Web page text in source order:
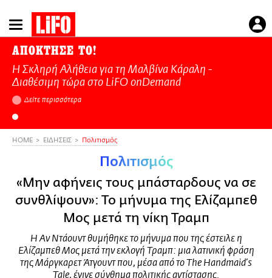
Παράκαμψη
προς
κυρίως
περιεχόμενο
ΑΠΟΚΤΗΣΕ ΤΟ!
Η Σκληρή Αλήθεια για τη Μαλβίνα Κάραλη -
Διαθέσιμη τώρα στo LiFO onDemand
Δείτε περισσότερα
HOME ΕΙΔΗΣΕΙΣ Πολιτισμός
Πολιτισμός
«Μην αφήνεις τους μπάσταρδους να σε
συνθλίψουν»: Το μήνυμα της Ελίζαμπεθ
Μος μετά τη νίκη Τραμπ
Η Αν Ντάουντ θυμήθηκε το μήνυμα που της έστειλε η
Ελίζαμπεθ Μος μετά την εκλογή Τραμπ: μια λατινική φράση
της Μάργκαρετ Άτγουντ που, μέσα από το The Handmaid’s
Tale, έγινε σύνθημα πολιτικής αντίστασης.